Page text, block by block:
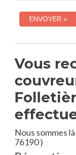
Vous
Nous sommes
76190 )